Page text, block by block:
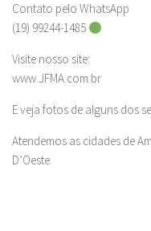
Contato pelo WhatsApp
(19) 99244-1485
Visite nosso site:
www.JFMA.com.br
E veja fotos de alguns dos
Atendemos as cidades de
D’Oeste.